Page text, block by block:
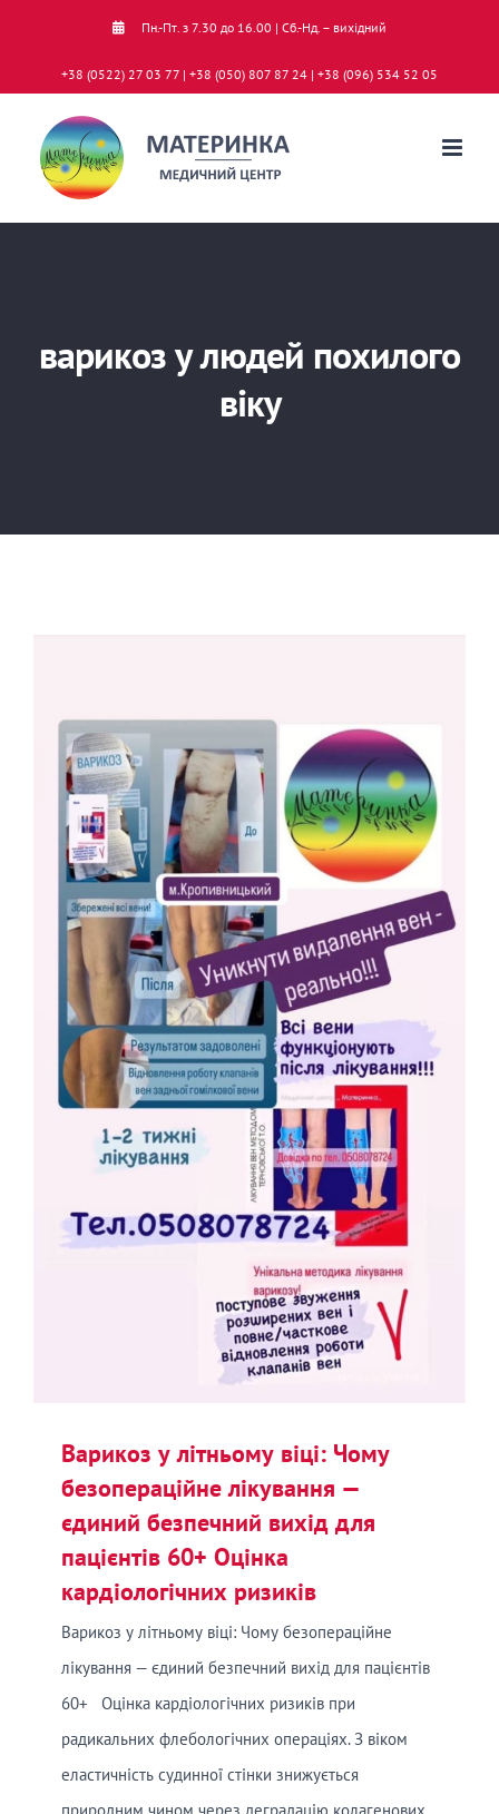
Пн.-Пт. з 7.30 до 16.00 | Сб.-Нд. – вихідний
+38 (0522) 27 03 77 | +38 (050) 807 87 24 | +38 (096) 534 52 05
варикоз у людей похилого
віку
Варикоз у літньому віці: Чому
безопераційне лікування —
єдиний безпечний вихід для
пацієнтів 60+ Оцінка
кардіологічних ризиків
Варикоз у літньому віці: Чому безопераційне
лікування — єдиний безпечний вихід для пацієнтів
60+ Оцінка кардіологічних ризиків при
радикальних флебологічних операціях. З віком
еластичність судинної стінки знижується